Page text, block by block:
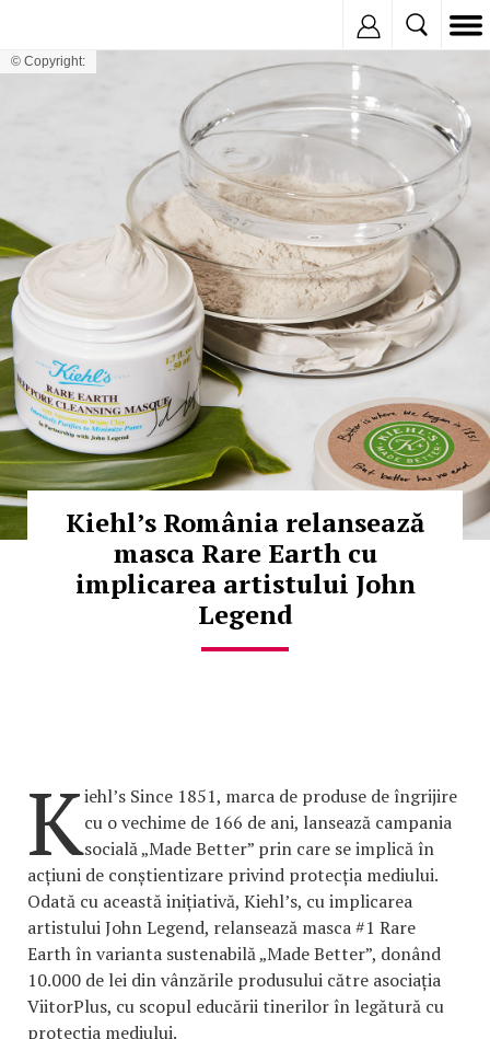
© Copyright:
Kiehl’s România relansează
masca Rare Earth cu
implicarea artistului John
Legend
Kiehl’s Since 1851, marca de produse de îngrijire
cu o vechime de 166 de ani, lansează campania
socială „Made Better” prin care se implică în
acțiuni de conștientizare privind protecția mediului.
Odată cu această inițiativă, Kiehl’s, cu implicarea
artistului John Legend, relansează masca #1 Rare
Earth în varianta sustenabilă „Made Better”, donând
10.000 de lei din vânzările produsului către asociația
ViitorPlus, cu scopul educării tinerilor în legătură cu
protecția mediului.